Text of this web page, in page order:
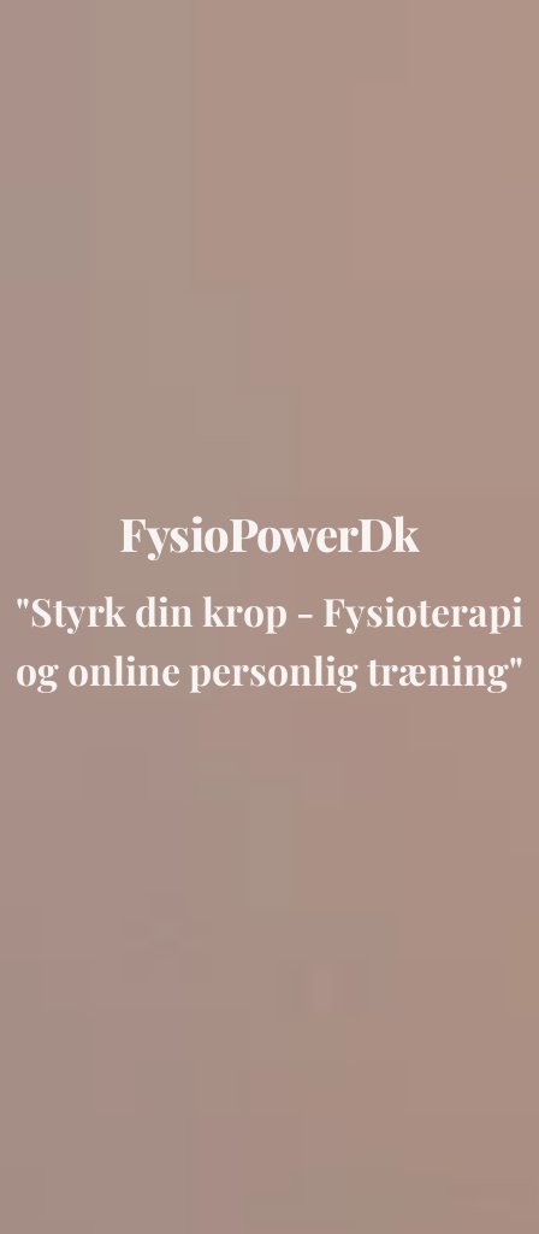
FysioPowerDk
"Styrk din krop - Fysioterapi
og online personlig træning"